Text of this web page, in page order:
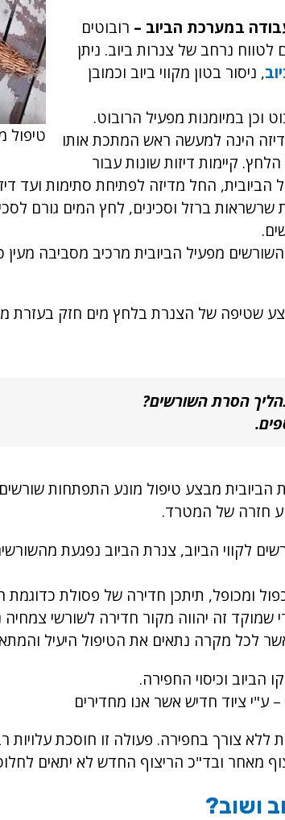
טיפול
במערכת הביוב – רובוטים
לטווח נרחב של צנרות ביוב. ניתן
, ניסור בטון מקווי ביוב וכמובן
וכן במיומנות מפעיל הרובוט.
הינה למעשה ראש המתכת אותו
קיימות דיזות שונות עבור
החל מדיזה לפתיחת סתימות ועד
שרשראות ברזל וסכינים, לחץ המים גורם
מפעיל הביובית מרכיב מסביבה מעין
שטיפה של הצנרת בלחץ מים חזק בעזרת
הסרת השורשים?
הביובית מבצע טיפול מונע התפתחות
חזרה של המטרד.
לקווי הביוב, צנרת הביוב נפגעת
ומכופל, תיתכן חדירה של פסולת כדוגמת
שמוקד זה יהווה מקור חדירה לשורשי צמחיה
וכיסוי החפירה.
– ע"י ציוד חדיש אשר אנו מחדירים
ללא צורך בחפירה. פעולה זו חוסכת עלויות
מאחר ובד"כ הריצוף החדש לא יתאים
ושוב?